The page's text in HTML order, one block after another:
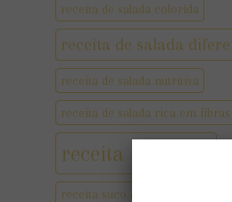
receita de salada colorida
receita de salada
receita de salada nutritiva
receita de salada rica em fibras
receita saudável
receita suco detox